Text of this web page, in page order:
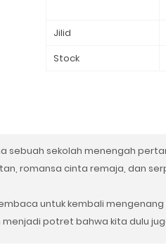
Jilid
Stock
sebuah sekolah menengah
romansa cinta remaja, dan
untuk kembali
menjadi potret bahwa kita dulu